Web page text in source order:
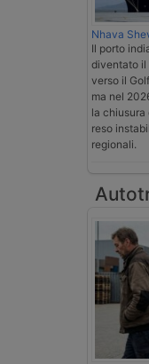
Nhava
Il porto
diventato il
verso il
ma nel
la chiusura
reso
regionali.